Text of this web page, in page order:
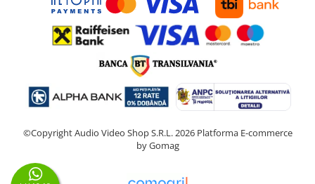
©Copyright Audio Video Shop S.R.L. 2026 Platforma E-commerce
by Gomag